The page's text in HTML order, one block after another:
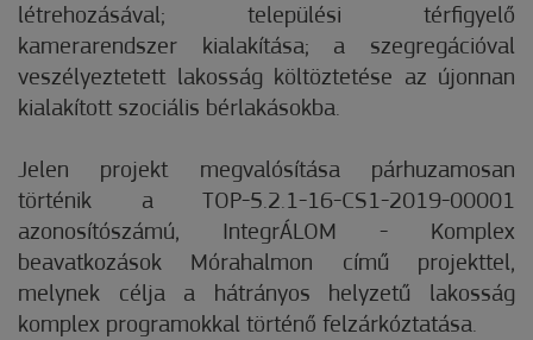
létrehozásával; települési térfigyelő
kamerarendszer kialakítása; a szegregációval
veszélyeztetett lakosság költöztetése az újonnan
kialakított szociális bérlakásokba.
Jelen projekt megvalósítása párhuzamosan
történik a TOP-5.2.1-16-CS1-2019-00001
azonosítószámú, IntegrÁLOM - Komplex
beavatkozások Mórahalmon című projekttel,
melynek célja a hátrányos helyzetű lakosság
komplex programokkal történő felzárkóztatása.